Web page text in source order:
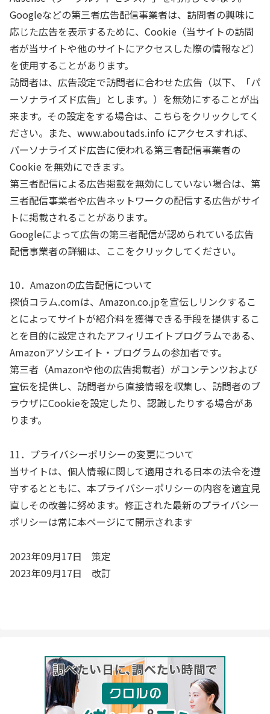
Googleなどの第三者広告配信事業者は、訪問者の興味に
応じた広告を表示するために、Cookie（当サイトの訪問
者が当サイトや他のサイトにアクセスした際の情報など）
を使用することがあります。
訪問者は、広告設定で訪問者に合わせた広告（以下、「パ
ーソナライズド広告」とします。）を無効にすることが出
来ます。その設定をする場合は、こちらをクリックしてく
ださい。また、www.aboutads.info にアクセスすれば、
パーソナライズド広告に使われる第三者配信事業者の
Cookie を無効にできます。
第三者配信による広告掲載を無効にしていない場合は、第
三者配信事業者や広告ネットワークの配信する広告がサイ
トに掲載されることがあります。
Googleによって広告の第三者配信が認められている広告
配信事業者の詳細は、ここをクリックしてください。
10．Amazonの広告配信について
探偵コラム.comは、Amazon.co.jpを宣伝しリンクするこ
とによってサイトが紹介料を獲得できる手段を提供するこ
とを目的に設定されたアフィリエイトプログラムである、
Amazonアソシエイト・プログラムの参加者です。
第三者（Amazonや他の広告掲載者）がコンテンツおよび
宣伝を提供し、訪問者から直接情報を収集し、訪問者のブ
ラウザにCookieを設定したり、認識したりする場合があ
ります。
11．プライバシーポリシーの変更について
当サイトは、個人情報に関して適用される日本の法令を遵
守するとともに、本プライバシーポリシーの内容を適宜見
直しその改善に努めます。修正された最新のプライバシー
ポリシーは常に本ページにて開示されます
2023年09月17日 策定
2023年09月17日 改訂